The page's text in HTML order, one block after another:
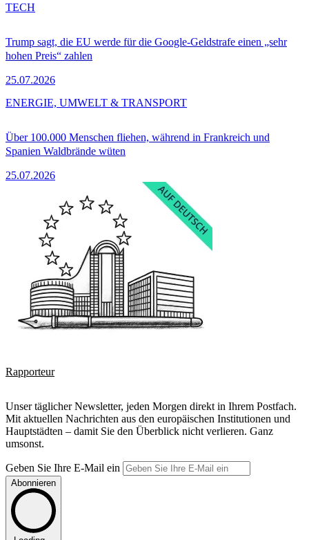
Trump sagt, die EU werde für die Google-Geldstrafe einen „sehr
hohen Preis“ zahlen
25.07.2026
TECH
Über 100.000 Menschen fliehen, während in Frankreich und
Spanien Waldbrände wüten
25.07.2026
ENERGIE, UMWELT & TRANSPORT
Rapporteur
Unser täglicher Newsletter, jeden Morgen direkt in Ihrem Postfach.
Mit aktuellen Nachrichten aus den europäischen Institutionen und
Hauptstädten – damit Sie den Überblick nicht verlieren. Ganz
umsonst.
Geben Sie Ihre E-Mail ein
Abonnieren